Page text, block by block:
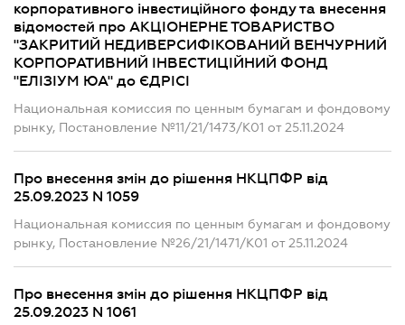
корпоративного інвестиційного фонду та внесення
відомостей про АКЦІОНЕРНЕ ТОВАРИСТВО
"ЗАКРИТИЙ НЕДИВЕРСИФІКОВАНИЙ ВЕНЧУРНИЙ
КОРПОРАТИВНИЙ ІНВЕСТИЦІЙНИЙ ФОНД
"ЕЛІЗІУМ ЮА" до ЄДРІСІ
Национальная комиссия по ценным бумагам и фондовому
рынку, Постановление №11/21/1473/К01 от 25.11.2024
Про внесення змін до рішення НКЦПФР від
25.09.2023 N 1059
Национальная комиссия по ценным бумагам и фондовому
рынку, Постановление №26/21/1471/К01 от 25.11.2024
Про внесення змін до рішення НКЦПФР від
25.09.2023 N 1061